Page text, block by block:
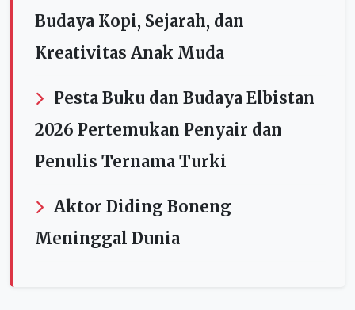
Budaya Kopi, Sejarah, dan
Kreativitas Anak Muda
Pesta Buku dan Budaya Elbistan
2026 Pertemukan Penyair dan
Penulis Ternama Turki
Aktor Diding Boneng
Meninggal Dunia